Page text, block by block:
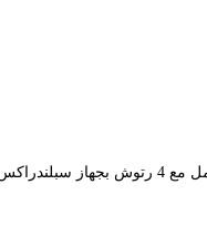
4 جلسات ليزر جسم كامل مع 4 رتوش بجهاز سبلندراكس